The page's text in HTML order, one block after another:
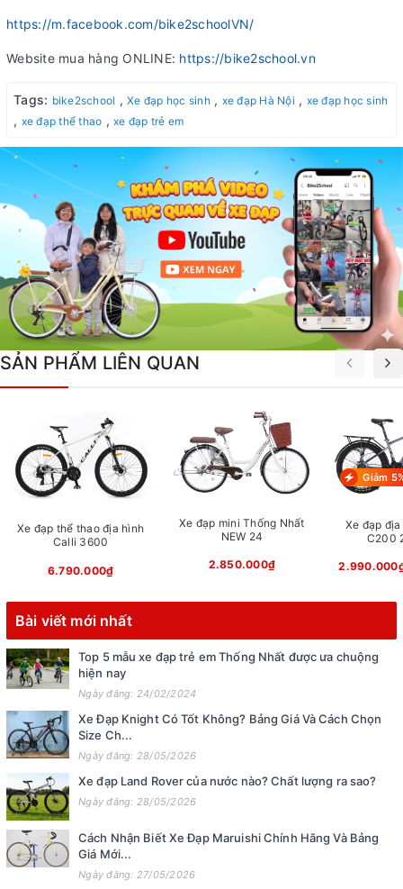
https://m.facebook.com/bike2schoolVN/
Website mua hàng ONLINE: https://bike2school.vn
Tags: bike2school , Xe đạp học sinh, xe đạp Hà Nội , xe đạp học sinh
, xe đạp thể thao , xe đạp trẻ em
SẢN PHẨM LIÊN QUAN
Xe đạp thể thao địa hình
Calli 3600
6.790.000₫
Xe đạp mini Thống Nhất
NEW 24
2.850.000₫
Giảm
Xe đạp
C200
Bài viết mới nhất
Top 5 mẫu xe đạp trẻ em Thống Nhất được ưa chuộng
hiện nay
Ngày đăng: 24/02/2024
Xe Đạp Knight Có Tốt Không? Bảng Giá Và Cách Chọn
Size Ch...
Ngày đăng: 28/05/2026
Xe đạp Land Rover của nước nào? Chất lượng ra sao?
Ngày đăng: 28/05/2026
Cách Nhận Biết Xe Đạp Maruishi Chính Hãng Và Bảng
Giá Mới...
Ngày đăng: 27/05/2026